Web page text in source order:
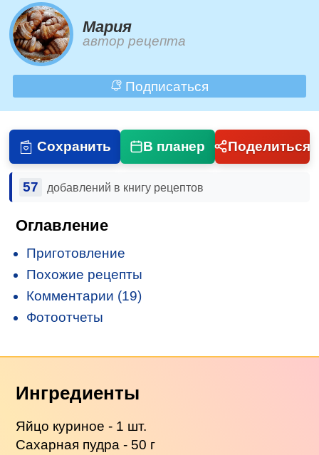
Мария
автор рецепта
Подписаться
Сохранить В планер Поделиться
57 добавлений в книгу рецептов
Оглавление
Приготовление
Похожие рецепты
Комментарии (19)
Фотоотчеты
Ингредиенты
Яйцо куриное - 1 шт.
Сахарная пудра - 50 г